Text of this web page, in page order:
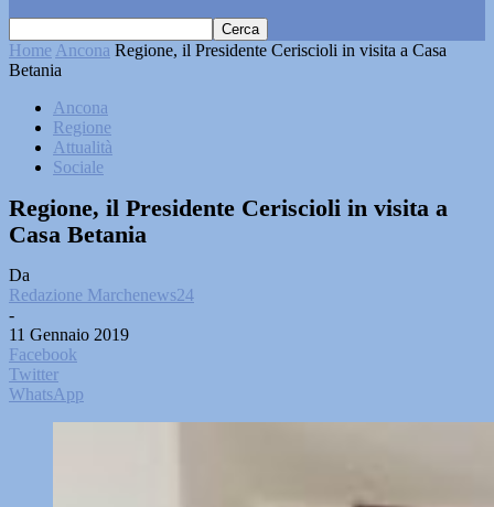
Home Ancona Regione, il Presidente Ceriscioli in visita a Casa
Betania
Ancona
Regione
Attualità
Sociale
Regione, il Presidente Ceriscioli in visita a
Casa Betania
Da
Redazione Marchenews24
-
11 Gennaio 2019
Facebook
Twitter
WhatsApp